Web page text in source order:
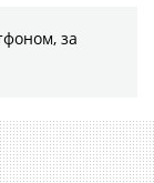
за